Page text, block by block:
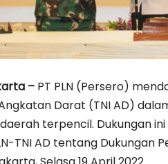
– PT PLN (Persero)
Darat (TNI AD)
terpencil. Dukungan
TNI AD tentang Dukungan